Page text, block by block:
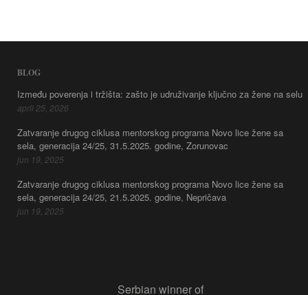
BLOG
Između poverenja i tržišta: zašto je udruživanje ključno za žene na selu
april 25, 2026
Zatvaranje drugog ciklusa mentorskog programa Novo lice žene sa
sela, generacija 24/25, 31.5.2025. godine, Zorunovac
jun 19, 2025
Zatvaranje drugog ciklusa mentorskog programa Novo lice žene sa
sela, generacija 24/25, 21.5.2025. godine, Nepričava
jun 19, 2025
Serbian winner of